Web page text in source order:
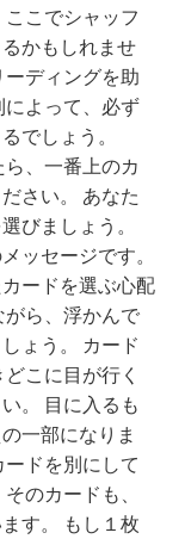
こでシャッフ
かもしれませ
ディングを助
よって、必ず
でしょう。
、一番上のカ
さい。 あなた
びましょう。
ッセージです。
ードを選ぶ心配
ら、浮かんで
ょう。 カード
こに目が行く
。 目に入るも
一部になりま
ドを別にして
のカードも、
す。 もし１枚